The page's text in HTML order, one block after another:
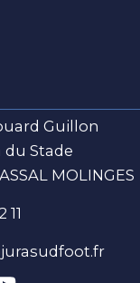
Guillon
Stade
MOLINGES
11